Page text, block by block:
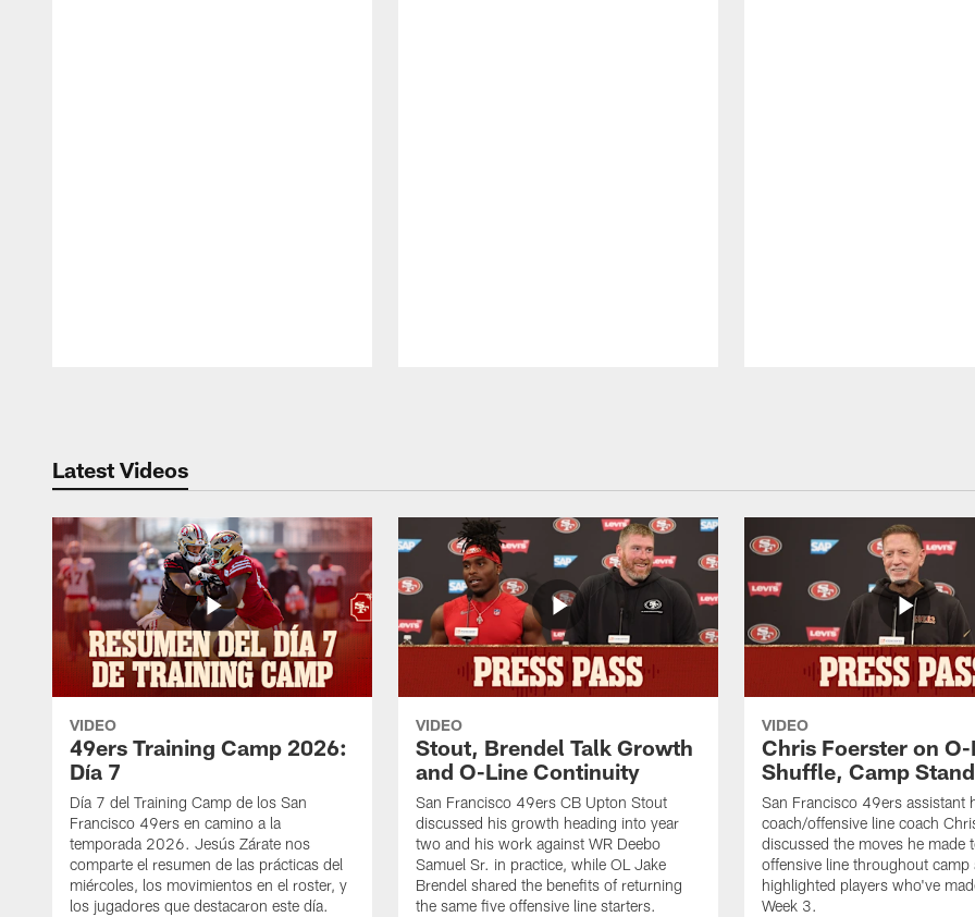
Latest Videos
VIDEO
49ers Training Camp 2026:
Día 7
Día 7 del Training Camp de los San
Francisco 49ers en camino a la
temporada 2026. Jesús Zárate nos
comparte el resumen de las prácticas del
miércoles, los movimientos en el roster, y
los jugadores que destacaron este día.
VIDEO
Stout, Brendel Talk Growth
and O-Line Continuity
San Francisco 49ers CB Upton Stout
discussed his growth heading into year
two and his work against WR Deebo
Samuel Sr. in practice, while OL Jake
Brendel shared the benefits of returning
the same five offensive line starters.
VIDEO
Chris Foerster on
Shuffle, Camp
San Francisco 49ers assistant
coach/offensive line coach
discussed the moves he made
offensive line throughout camp
highlighted players who've
Week 3.